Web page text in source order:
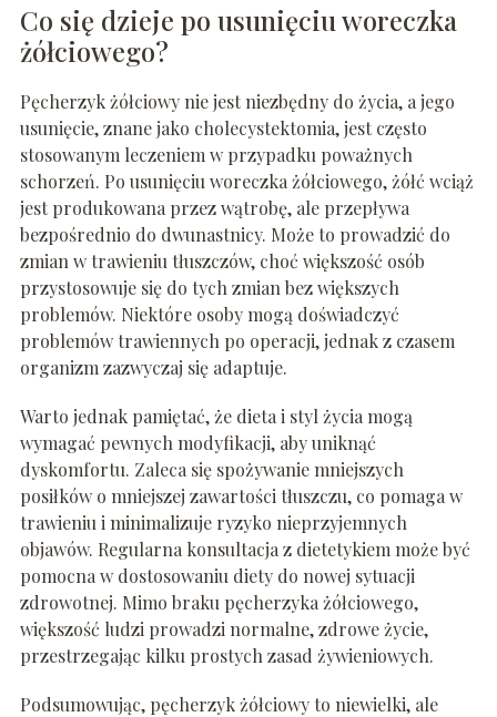
Co się dzieje po usunięciu woreczka
żółciowego?
Pęcherzyk żółciowy nie jest niezbędny do życia, a jego
usunięcie, znane jako cholecystektomia, jest często
stosowanym leczeniem w przypadku poważnych
schorzeń. Po usunięciu woreczka żółciowego, żółć wciąż
jest produkowana przez wątrobę, ale przepływa
bezpośrednio do dwunastnicy. Może to prowadzić do
zmian w trawieniu tłuszczów, choć większość osób
przystosowuje się do tych zmian bez większych
problemów. Niektóre osoby mogą doświadczyć
problemów trawiennych po operacji, jednak z czasem
organizm zazwyczaj się adaptuje.
Warto jednak pamiętać, że dieta i styl życia mogą
wymagać pewnych modyfikacji, aby uniknąć
dyskomfortu. Zaleca się spożywanie mniejszych
posiłków o mniejszej zawartości tłuszczu, co pomaga w
trawieniu i minimalizuje ryzyko nieprzyjemnych
objawów. Regularna konsultacja z dietetykiem może być
pomocna w dostosowaniu diety do nowej sytuacji
zdrowotnej. Mimo braku pęcherzyka żółciowego,
większość ludzi prowadzi normalne, zdrowe życie,
przestrzegając kilku prostych zasad żywieniowych.
Podsumowując, pęcherzyk żółciowy to niewielki, ale